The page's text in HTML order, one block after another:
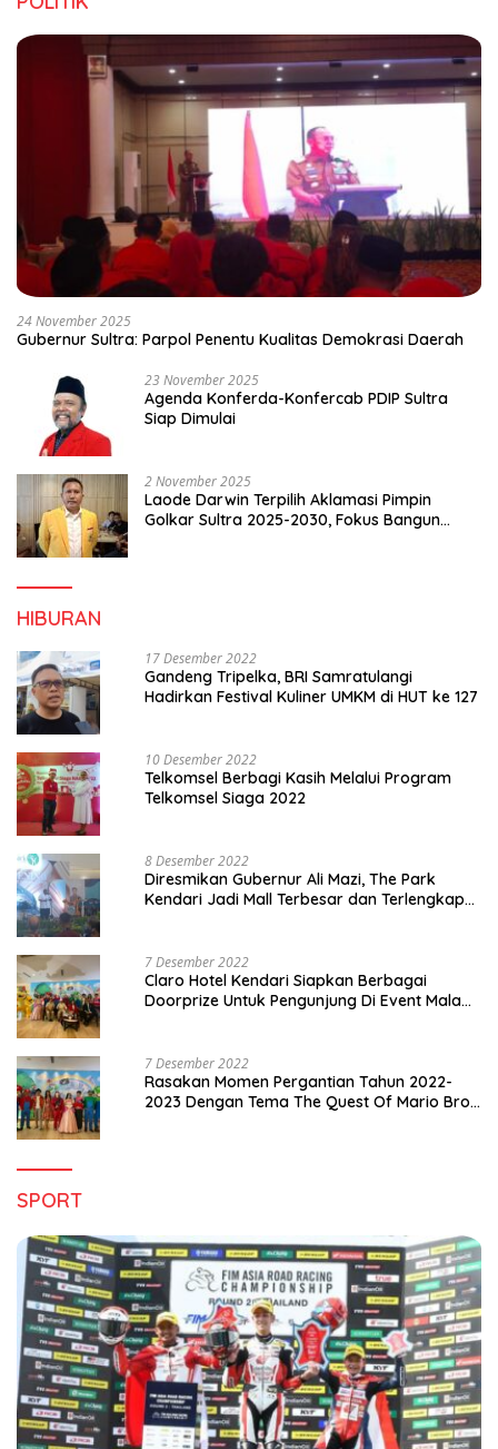
24 November 2025
Gubernur Sultra: Parpol Penentu Kualitas Demokrasi Daerah
23 November 2025
Agenda Konferda-Konfercab PDIP Sultra
Siap Dimulai
2 November 2025
Laode Darwin Terpilih Aklamasi Pimpin
Golkar Sultra 2025-2030, Fokus Bangun
HIBURAN
17 Desember 2022
Gandeng Tripelka, BRI Samratulangi
Hadirkan Festival Kuliner UMKM di HUT ke 127
10 Desember 2022
Telkomsel Berbagi Kasih Melalui Program
Telkomsel Siaga 2022
8 Desember 2022
Diresmikan Gubernur Ali Mazi, The Park
Kendari Jadi Mall Terbesar dan Terlengkap
7 Desember 2022
Claro Hotel Kendari Siapkan Berbagai
Doorprize Untuk Pengunjung Di Event Malam
7 Desember 2022
Rasakan Momen Pergantian Tahun 2022-
2023 Dengan Tema The Quest Of Mario Bros
SPORT